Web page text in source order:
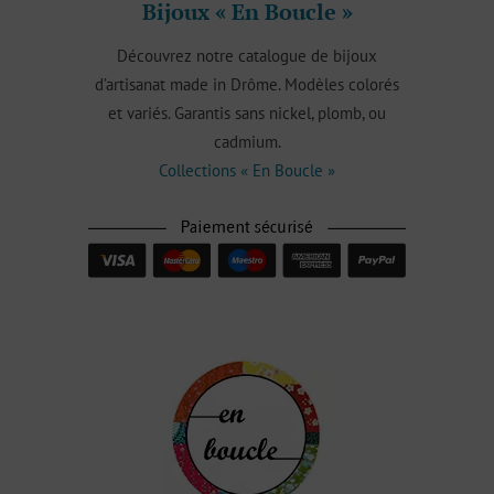
Bijoux « En Boucle »
Découvrez notre catalogue de bijoux
d’artisanat made in Drôme. Modèles colorés
et variés. Garantis sans nickel, plomb, ou
cadmium.
Collections « En Boucle »